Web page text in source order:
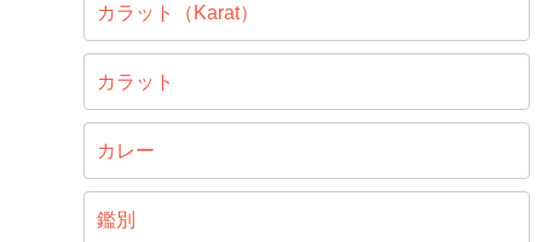
カラット（Karat）
カラット
カレー
鑑別